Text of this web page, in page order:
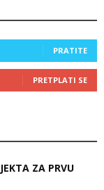
PRATITE
PRETPLATI SE
ZA PRVU